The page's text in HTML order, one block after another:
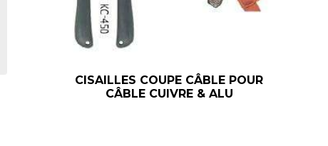
CISAILLES COUPE CÂBLE POUR
CÂBLE CUIVRE & ALU